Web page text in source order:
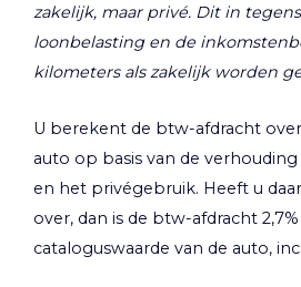
zakelijk, maar privé. Dit in
loonbelasting en de
kilometers als zakelijk worden
U berekent de btw-afdracht
auto op basis van de
en het privégebruik. Heeft u
over, dan is de btw-afdracht
cataloguswaarde van de auto,